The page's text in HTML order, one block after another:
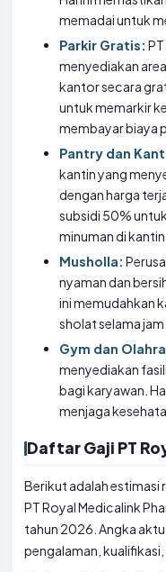
memadai untuk
Parkir Gratis:
menyediakan
kantor secara
untuk memarkir
membayar biaya
Pantry dan
kantin yang
dengan harga
subsidi 50%
minuman di kantin.
Musholla:
nyaman dan
ini memudahkan
sholat selama jam
Gym dan
menyediakan
bagi karyawan.
menjaga
Daftar Gaji PT
Berikut adalah estimasi
PT Royal Medicalink
tahun 2026. Angka
pengalaman, kualifikasi,